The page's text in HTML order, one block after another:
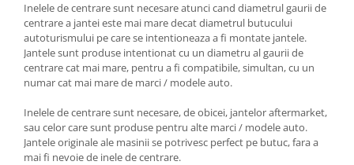
Inelele de centrare sunt necesare atunci cand diametrul gaurii de
centrare a jantei este mai mare decat diametrul butucului
autoturismului pe care se intentioneaza a fi montate jantele.
Jantele sunt produse intentionat cu un diametru al gaurii de
centrare cat mai mare, pentru a fi compatibile, simultan, cu un
numar cat mai mare de marci / modele auto.
Inelele de centrare sunt necesare, de obicei, jantelor aftermarket,
sau celor care sunt produse pentru alte marci / modele auto.
Jantele originale ale masinii se potrivesc perfect pe butuc, fara a
mai fi nevoie de inele de centrare.